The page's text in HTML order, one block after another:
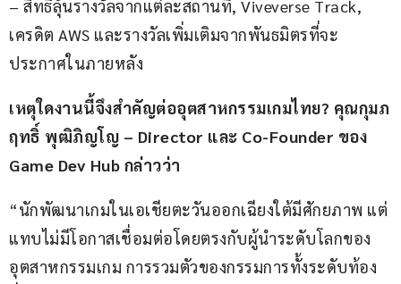
– สิทธิลุ้นรางวัลจากแต่ละสถานที่, Viveverse Track,
เครดิต AWS และรางวัลเพิ่มเติมจากพันธมิตรที่จะ
ประกาศในภายหลัง
เหตุใดงานนี้จึงสำคัญต่ออุตสาหกรรมเกมไทย? คุณกุมภ
ฤทธิ์ พุฒิภิญโญ – Director และ Co-Founder ของ
Game Dev Hub กล่าวว่า
“นักพัฒนาเกมในเอเชียตะวันออกเฉียงใต้มีศักยภาพ แต่
แทบไม่มีโอกาสเชื่อมต่อโดยตรงกับผู้นำระดับโลกของ
อุตสาหกรรมเกม การรวมตัวของกรรมการทั้งระดับท้อง